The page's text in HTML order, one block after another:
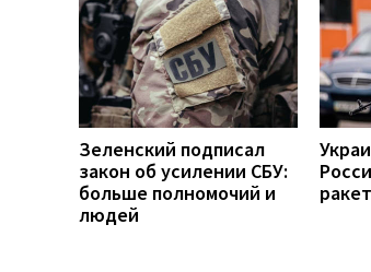
Зеленский подписал
закон об усилении СБУ:
больше полномочий и
людей